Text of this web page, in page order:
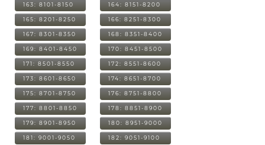
163: 8101-8150 164: 8151-8200
165: 8201-8250 166: 8251-8300
167: 8301-8350 168: 8351-8400
169: 8401-8450 170: 8451-8500
171: 8501-8550 172: 8551-8600
173: 8601-8650 174: 8651-8700
175: 8701-8750 176: 8751-8800
177: 8801-8850 178: 8851-8900
179: 8901-8950 180: 8951-9000
181: 9001-9050 182: 9051-9100